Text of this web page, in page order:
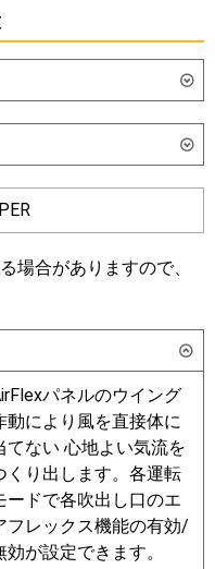
SSRC80DNV
PLZ-
FDTZ806HK6SA-
airf
osj
SSRC80CNV
SSRC80BYV
SSRUC80BYV
SSRC80BJNV
GUXA08013JMUB
RUXA08033JXU
RUXA08033JX
RUXA08012JM
場合がありますので、
パネルのウイング
動により風を直接体に
てない 心地よい気流を
くり出します。各運転
ードで各吹出し口のエ
フレックス機能の有効/
効が設定できます。